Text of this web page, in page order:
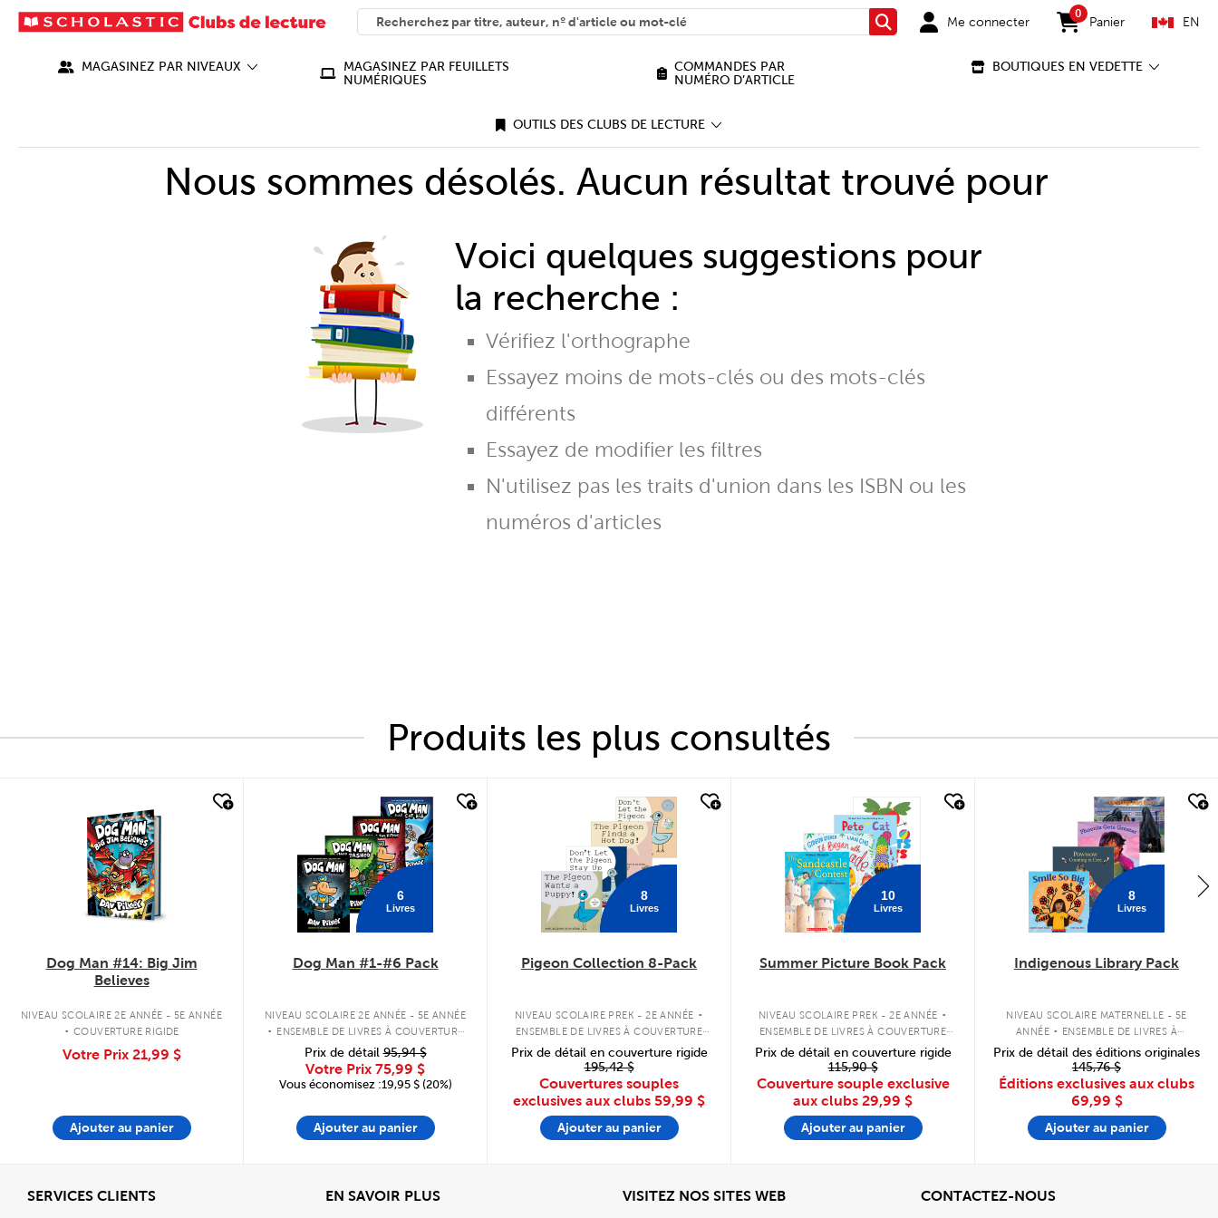
SEARCH
What can we help you find?
RechercherMe connecter
0
items in cart
Panier EN
MAGASINEZ PAR NIVEAUX
MAGASINEZ PAR FEUILLETS
NUMÉRIQUES
COMMANDES PAR
NUMÉRO D’ARTICLE
BOUTIQUES EN VEDETTE
OUTILS DES CLUBS DE LECTURE
Nous sommes désolés. Aucun résultat trouvé pour
Voici quelques suggestions pour
la recherche :
Vérifiez l'orthographe
Essayez moins de mots-clés ou des mots-clés
différents
Essayez de modifier les filtres
N'utilisez pas les traits d'union dans les ISBN ou les
numéros d'articles
Produits les plus consultés
Dog Man #14: Big Jim
Believes
NIVEAU SCOLAIRE 2E ANNÉE - 5E ANNÉE
. COUVERTURE RIGIDE
Votre Prix 21,99 $
Ajouter au panier
6
Livres
Dog Man #1-#6 Pack
NIVEAU SCOLAIRE 2E ANNÉE - 5E ANNÉE
. ENSEMBLE DE LIVRES À COUVERTURE
RIGIDE
Prix de détail95,94 $
Votre Prix 75,99 $
Vous économisez :19,95 $ (20%)
Ajouter au panier
8
Livres
Pigeon Collection 8-Pack
NIVEAU SCOLAIRE PREK - 2E ANNÉE .
ENSEMBLE DE LIVRES À COUVERTURE
Prix de détail en couverture rigide
195,42 $
Couvertures souples
exclusives aux clubs 59,99 $
Ajouter au panier
10
Livres
Summer Picture Book Pack
NIVEAU SCOLAIRE PREK - 2E ANNÉE .
ENSEMBLE DE LIVRES À COUVERTURE
Prix de détail en couverture rigide
115,90 $
Couverture souple exclusive
aux clubs 29,99 $
Ajouter au panier
8
Livres
Indigenous Library Pack
NIVEAU SCOLAIRE MATERNELLE - 5E
ANNÉE . ENSEMBLE DE LIVRES À
COUVERTURE SOUPLE
Prix de détail des éditions originales
145,76 $
Éditions exclusives aux clubs
69,99 $
Ajouter au panier
SERVICES CLIENTSAfficher EN SAVOIR PLUSView VISITEZ NOS SITES WEBAfficher CONTACTEZ-NOUSView